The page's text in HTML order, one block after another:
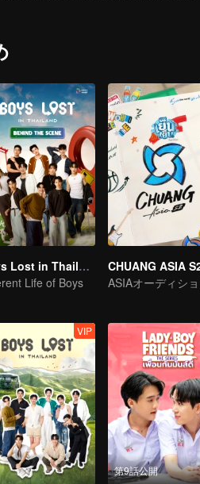
Boys Lost in Thailand·Behind the Scene
Life of Boys
CHUANG ASIA
VIP
第9話公開